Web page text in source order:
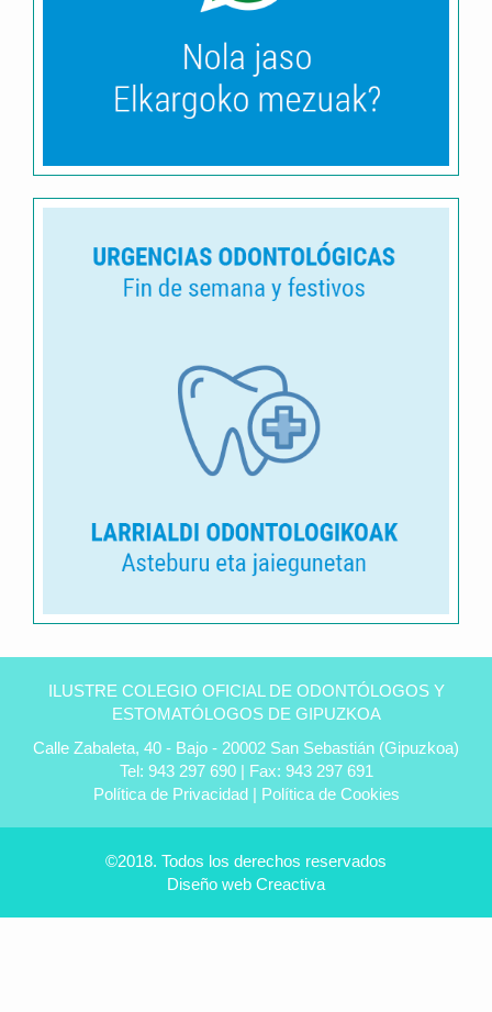
Úbeda
dentista
ILUSTRE COLEGIO OFICIAL DE ODONTÓLOGOS Y
ESTOMATÓLOGOS DE GIPUZKOA
Calle Zabaleta, 40 - Bajo - 20002 San Sebastián (Gipuzkoa)
Tel: 943 297 690 | Fax: 943 297 691
Política de Privacidad| Política de Cookies
©2018. Todos los derechos reservados
Diseño web Creactiva